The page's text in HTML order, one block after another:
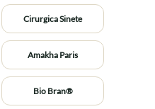
Cirurgica Sinete
Amakha Paris
Bio Bran®